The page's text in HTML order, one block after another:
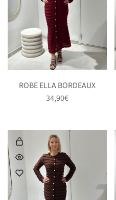
ROBE ELLA BORDEAUX
34,90€